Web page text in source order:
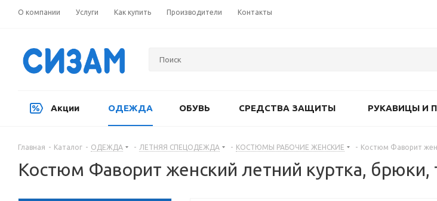
О компании Услуги Как купить Производители Контакты
Акции ОДЕЖДА ОБУВЬ СРЕДСТВА ЗАЩИТЫ РУКАВИЦЫ И
Главная - Каталог - ОДЕЖДА - ЛЕТНЯЯ СПЕЦОДЕЖДА - КОСТЮМЫ РАБОЧИЕ ЖЕНСКИЕ - Костюм Фаворит
Костюм Фаворит женский летний куртка,